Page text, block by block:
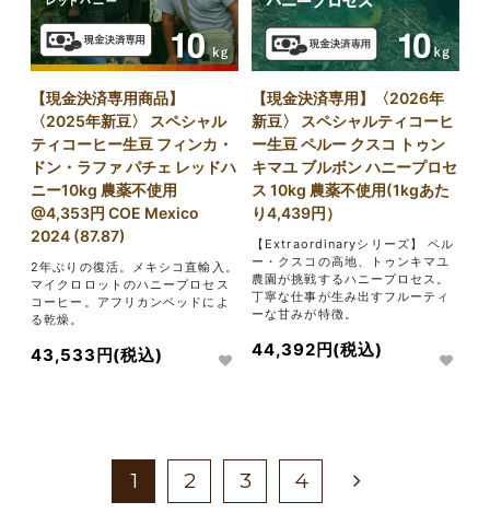
【現金決済専用商品】
〈2025年新豆〉 スペシャル
ティコーヒー生豆 フィンカ・
ドン・ラファ パチェ レッドハ
ニー10kg 農薬不使用
@4,353円 COE Mexico
2024 (87.87)
2年ぶりの復活。メキシコ直輸入。
マイクロロットのハニープロセス
コーヒー。アフリカンベッドによ
る乾燥。
43,533円(税込)
【現金決済専用】〈2026年
新豆〉 スペシャルティコーヒ
ー生豆 ペルー クスコ トゥン
キマユ ブルボン ハニープロセ
ス 10kg 農薬不使用(1kgあた
り4,439円）
【Extraordinaryシリーズ】 ペル
ー・クスコの高地、トゥンキマユ
農園が挑戦するハニープロセス。
丁寧な仕事が生み出すフルーティ
ーな甘みが特徴。
44,392円(税込)
1 2 3 4